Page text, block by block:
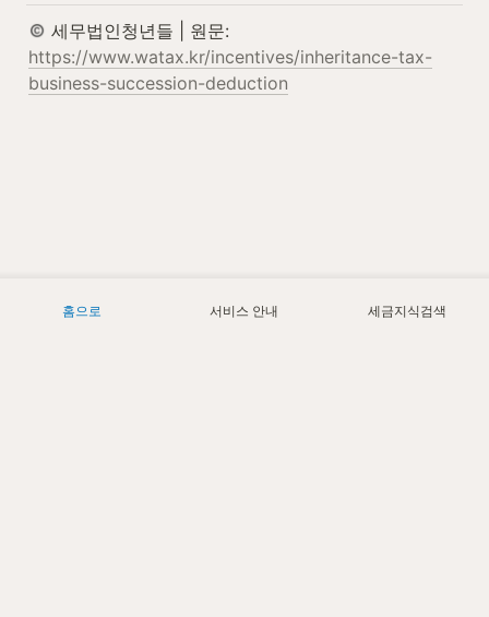
https://www.watax.kr/incentives/inheritance-tax-
business-succession-deduction
홈으로 서비스 안내 세금지식검색